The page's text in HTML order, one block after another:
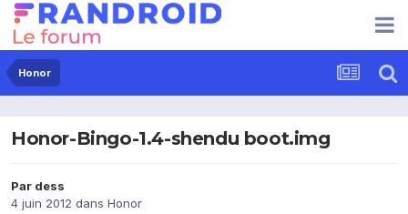
Honor
Honor-Bingo-1.4-shendu boot.img
Par dess
4 juin 2012 dans Honor